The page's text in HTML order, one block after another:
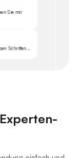
Sie mir
Schritten...